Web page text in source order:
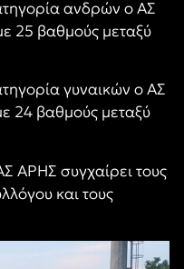
ανδρών ο ΑΣ
25 βαθμούς μεταξύ
γυναικών ο ΑΣ
24 βαθμούς μεταξύ
ΑΡΗΣ συγχαίρει τους
και τους